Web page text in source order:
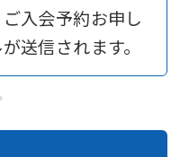
入会予約お申し
送信されます。